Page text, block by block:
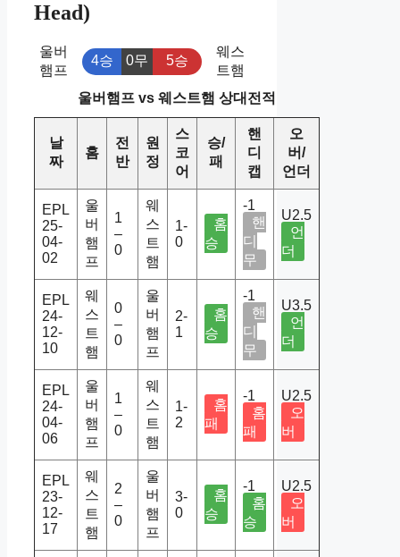
Head)
울버
햄프
4승 0무 5승
웨스
트햄
울버햄프 vs 웨스트햄 상대전적
날
짜
홈
전
반
원
정
스
코
어
승/
패
핸
디
캡
오
버/
언더
EPL
25-
04-
02
울
버
햄
프
1
–
0
웨
스
트
햄
1-
0
홈
승
-1
핸
디
무
U2.5
언
더
EPL
24-
12-
10
웨
스
트
햄
0
–
0
울
버
햄
프
2-
1
홈
승
-1
핸
디
무
U3.5
언
더
EPL
24-
04-
06
울
버
햄
프
1
–
0
웨
스
트
햄
1-
2
홈
패
-1
홈
패
U2.5
오
버
EPL
23-
12-
17
웨
스
트
햄
2
–
0
울
버
햄
프
3-
0
홈
승
-1
홈
승
U2.5
오
버